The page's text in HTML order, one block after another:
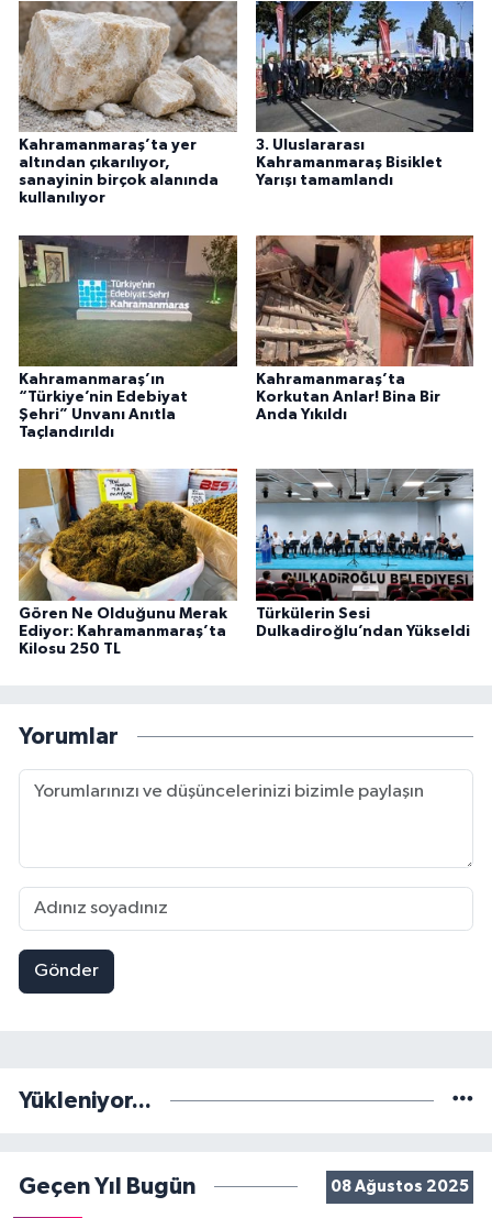
Kahramanmaraş’ta yer
altından çıkarılıyor,
sanayinin birçok alanında
kullanılıyor
3. Uluslararası
Kahramanmaraş Bisiklet
Yarışı tamamlandı
Kahramanmaraş’ın
“Türkiye’nin Edebiyat
Şehri” Unvanı Anıtla
Taçlandırıldı
Kahramanmaraş’ta
Korkutan Anlar! Bina Bir
Anda Yıkıldı
Gören Ne Olduğunu Merak
Ediyor: Kahramanmaraş’ta
Kilosu 250 TL
Türkülerin Sesi
Dulkadiroğlu’ndan Yükseldi
Yorumlar
Gönder
Yükleniyor...
Geçen Yıl Bugün 08 Ağustos 2025